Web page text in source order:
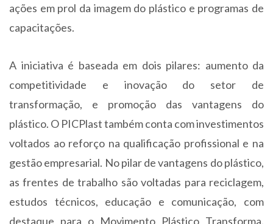
ações em prol da imagem do plástico e programas de
capacitações.
A iniciativa é baseada em dois pilares: aumento da
competitividade e inovação do setor de
transformação, e promoção das vantagens do
plástico. O PICPlast também conta com investimentos
voltados ao reforço na qualificação profissional e na
gestão empresarial. No pilar de vantagens do plástico,
as frentes de trabalho são voltadas para reciclagem,
estudos técnicos, educação e comunicação, com
destaque para o Movimento Plástico Transforma.